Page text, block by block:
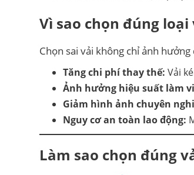
Vì sao chọn đúng
Chọn sai vải không chỉ ảnh
Tăng chi phí thay thế: Vải
Ảnh hưởng hiệu suất làm
Giảm hình ảnh chuyên
Nguy cơ an toàn lao động:
Làm sao chọn đúng